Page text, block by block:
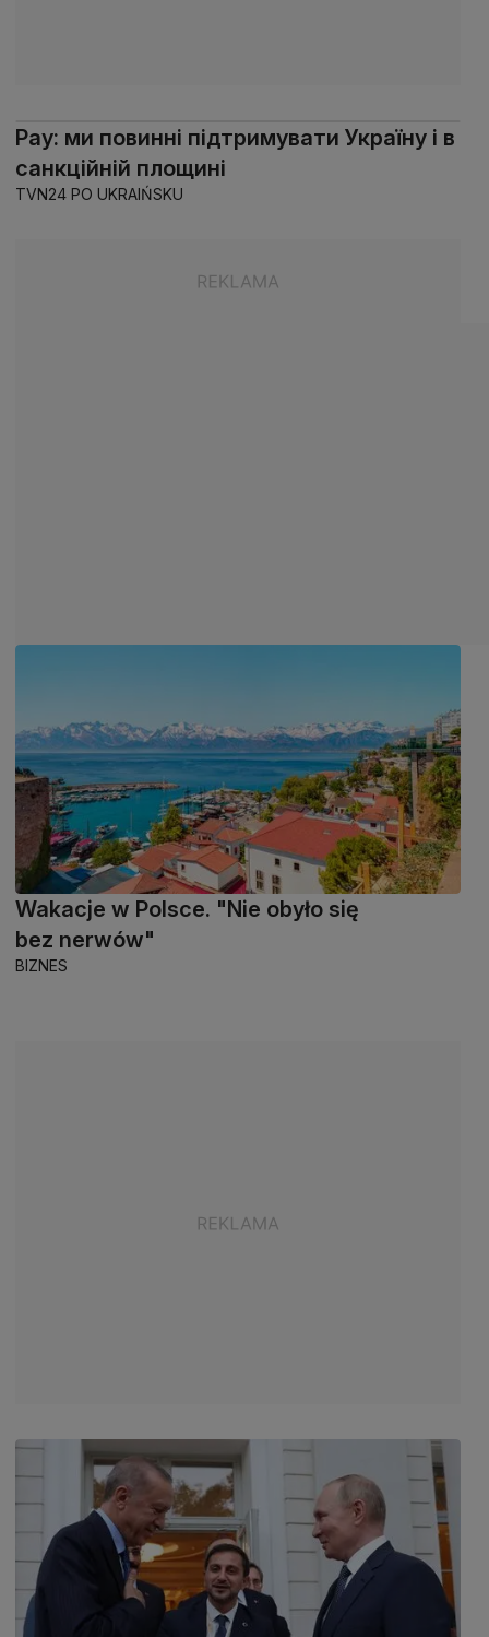
Рау: ми повинні підтримувати Україну і в
санкційній площині
TVN24 PO UKRAIŃSKU
Wakacje w Polsce. "Nie obyło się
bez nerwów"
BIZNES